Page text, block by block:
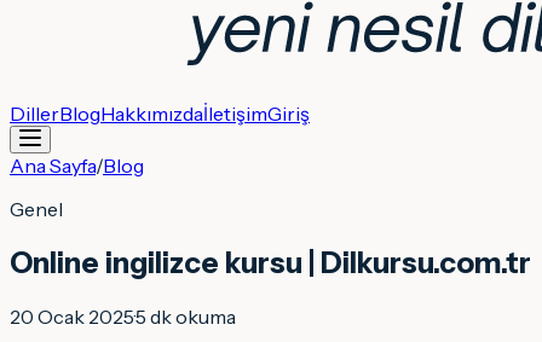
DillerBlogHakkımızdaİletişimGiriş
Ana Sayfa/Blog
Genel
Online ingilizce kursu | Dilkursu.com.tr
20 Ocak 2025·5 dk okuma